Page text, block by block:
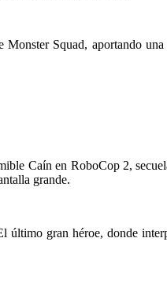
Squad, aportando
Caín en RoboCop 2,
grande.
gran héroe, donde